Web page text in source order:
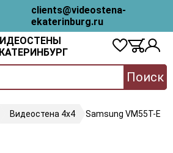
clients@videostena-
ekaterinburg.ru
Поиск
Видеостена 4х4 Samsung VM55T-E